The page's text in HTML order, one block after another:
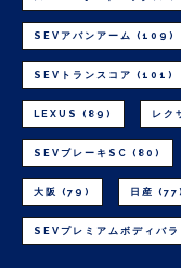
SEVアバンアーム (109)
SEVトランスコア (101)
LEXUS (89) レク
SEVブレーキSC (80)
大阪 (79) 日産 (77)
SEVプレミアムボディバラ